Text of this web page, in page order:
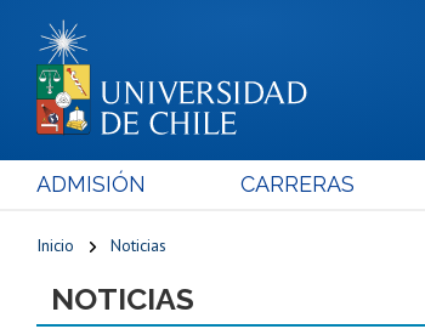
ADMISIÓN CARRERAS
Inicio Noticias
NOTICIAS